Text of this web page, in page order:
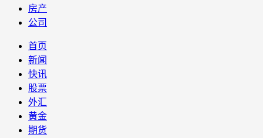
房产
公司
首页
新闻
快讯
股票
外汇
黄金
期货